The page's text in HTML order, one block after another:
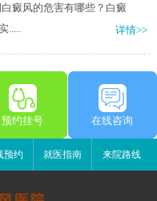
癜风的危害有哪些？白癜
详情>>
预约挂号 在线咨询
预约 就医指南 来院路线